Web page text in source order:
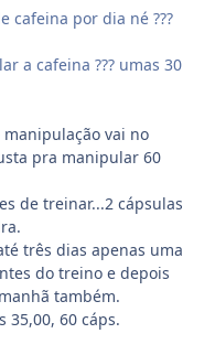
cafeina por dia né ???
a cafeina ??? umas 30
vai no
pra manipular 60
de treinar...2 cápsulas
três dias apenas uma
do treino e depois
também.
35,00, 60 cáps.